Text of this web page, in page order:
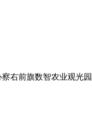
右前旗数智农业观光园